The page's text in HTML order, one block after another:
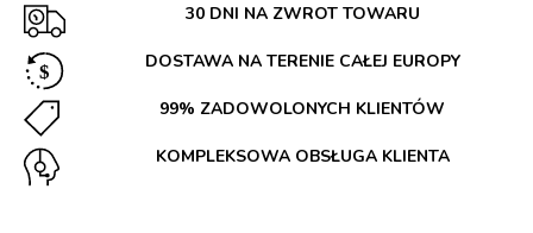
30 DNI NA ZWROT TOWARU
DOSTAWA NA TERENIE CAŁEJ EUROPY
99% ZADOWOLONYCH KLIENTÓW
KOMPLEKSOWA OBSŁUGA KLIENTA